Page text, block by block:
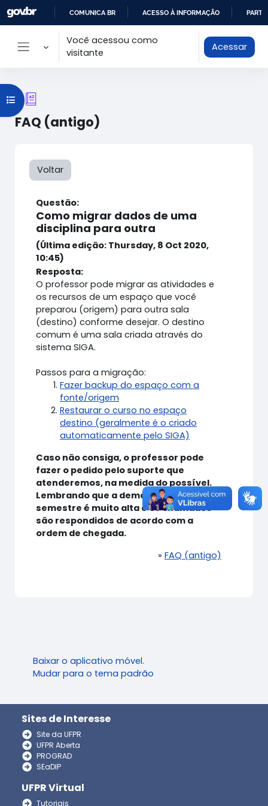
Ir para o conteúdo principal
COMUNICA BR ACESSO À INFORMAÇÃO
Painel lateral
Você acessou como
visitante
Acessar
FAQ (antigo)
Abrir índice do curso
Voltar
Questão:
Como migrar dados de uma
disciplina para outra
(Última edição: Thursday, 8 Oct 2020,
10:45)
Resposta:
O professor pode migrar as atividades e
os recursos de um espaço que você
preparou (origem) para outra sala
(destino) conforme desejar. O destino
comum é uma sala criada através do
sistema SIGA.
Passos para a migração:
Fazer backup do espaço com a
fonte/origem
Restaurar o curso no espaço
destino (geralmente é o criado
automaticamente pelo SIGA)
Caso não consiga, o professor pode
fazer o pedido pelo suporte que
atenderemos, na medida do possível.
Lembrando que a demanda no início do
semestre é muito alta e os chamados
são respondidos de acordo com a
ordem de chegada.
» FAQ (antigo)
Baixar o aplicativo móvel.
Mudar para o tema padrão
Sites de Interesse
Site da UFPR
UFPR Aberta
PROGRAD
SEaDIP
UFPR Virtual
Tutoriais